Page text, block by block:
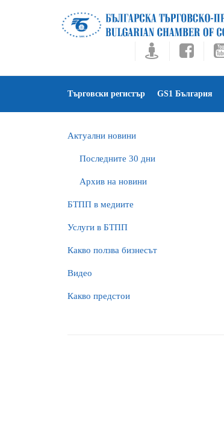
Търговски регистър GS1 България
Актуални новини
Последните 30 дни
Архив на новини
БTПП в медиите
Услуги в БТПП
Какво ползва бизнесът
Видео
Какво предстои